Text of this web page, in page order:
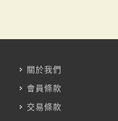
關於我們
會員條款
交易條款